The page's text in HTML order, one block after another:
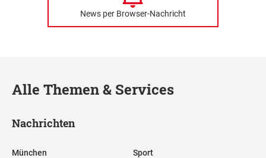
News per Browser-Nachricht
Alle Themen & Services
Nachrichten
München Sport